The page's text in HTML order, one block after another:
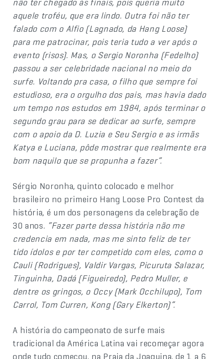
não ter chegado às finais, pois queria muito
aquele troféu, que era lindo. Outra foi não ter
falado com o Alfio (Lagnado, da Hang Loose)
para me patrocinar, pois teria tudo a ver após o
evento (risos). Mas, o Sergio Noronha (Fedelho)
passou a ser celebridade nacional no meio do
surfe. Voltando pra casa, o filho que sempre foi
estudioso, era o orgulho dos pais, mas havia dado
um tempo nos estudos em 1984, após terminar o
segundo grau para se dedicar ao surfe, sempre
com o apoio da D. Luzia e Seu Sergio e as irmãs
Katya e Luciana, pôde mostrar que realmente era
bom naquilo que se propunha a fazer”.
Sérgio Noronha, quinto colocado e melhor
brasileiro no primeiro Hang Loose Pro Contest da
história, é um dos personagens da celebração de
30 anos. “Fazer parte dessa história não me
credencia em nada, mas me sinto feliz de ter
tido ídolos e por ter competido com eles, como o
Cauli (Rodrigues), Valdir Vargas, Picuruta Salazar,
Tinguinha, Dadá (Figueiredo), Pedro Muller, e
dentre os gringos, o Occy (Mark Occhilupo), Tom
Carrol, Tom Curren, Kong (Gary Elkerton)”.
A história do campeonato de surfe mais
tradicional da América Latina vai recomeçar agora
onde tudo começou, na Praia da Joaquina, de 1 a 6